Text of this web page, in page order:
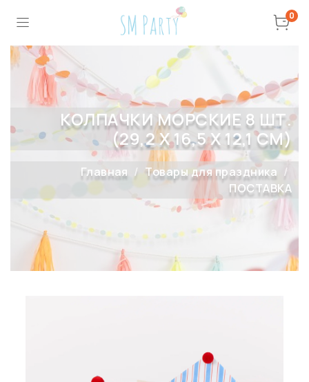
0
КОЛПАЧКИ МОРСКИЕ 8 ШТ.
(29,2 X 16,5 X 12,1 СМ)
Главная
Товары для праздника
ПОСТАВКА